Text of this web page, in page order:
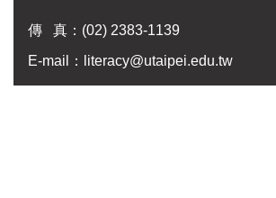
傳 真： (02) 2383-1139
E-mail：
literacy@utaipei.edu.tw